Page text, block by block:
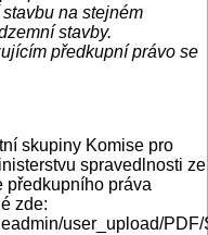
na stejném
stavby.
předkupní právo se
skupiny Komise pro
spravedlnosti ze
předkupního práva
zde:
user_upload/